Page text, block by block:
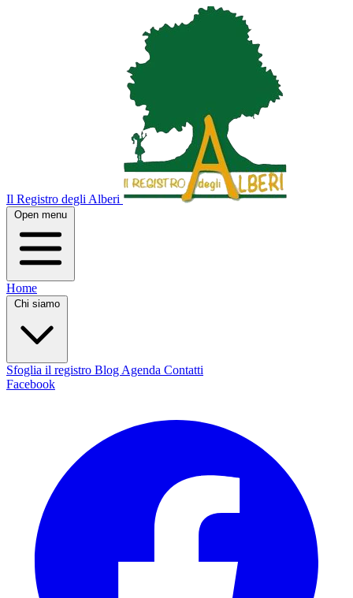
Il Registro degli Alberi
Open menu
Home
Chi siamo
Sfoglia il registro Blog Agenda Contatti
Facebook